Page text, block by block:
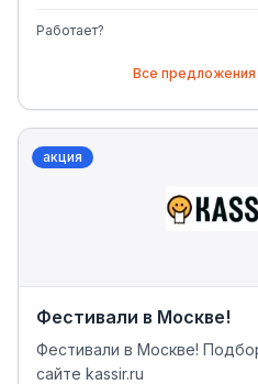
Работает?
Все предложения
акция
Фестивали в Москве!
Фестивали в Москве!
сайте kassir.ru